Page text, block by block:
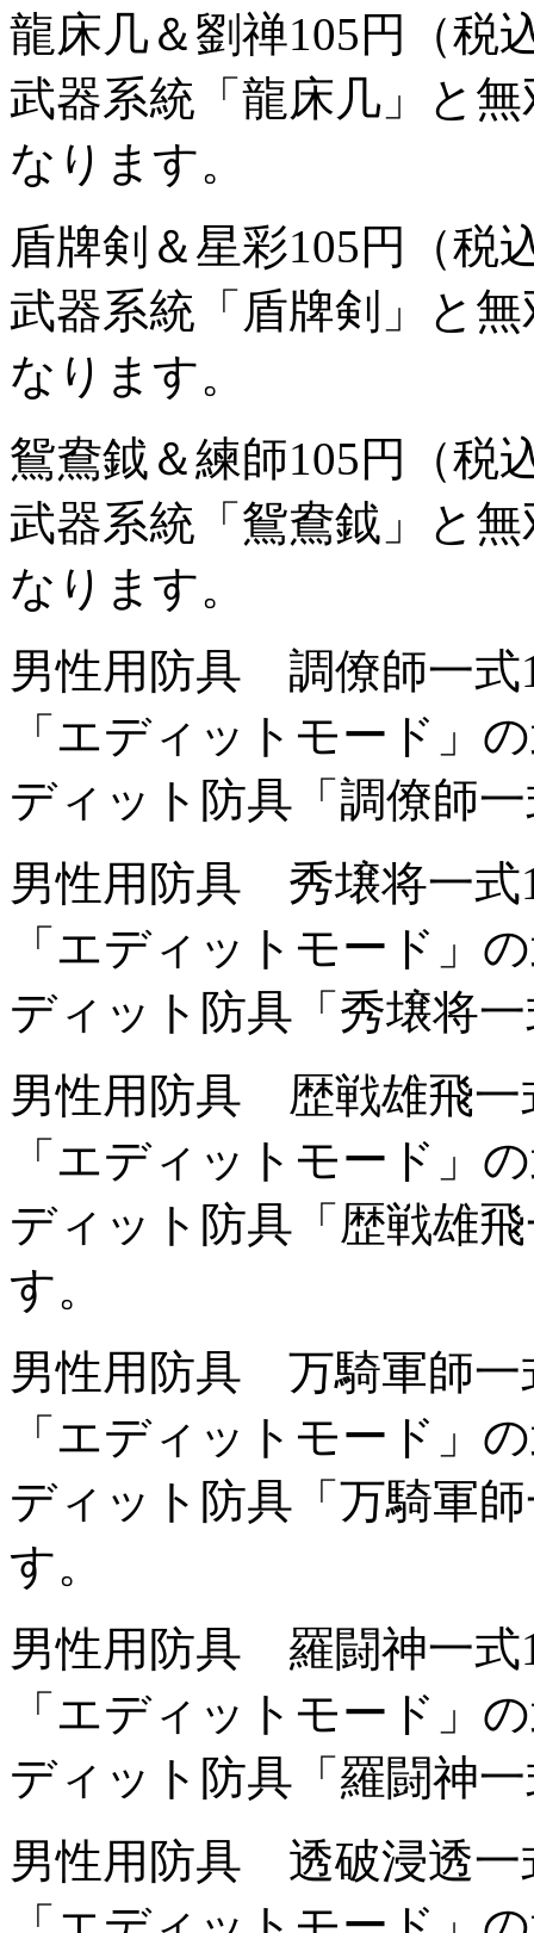
龍床几＆劉禅105円（税
武器系統「龍床几」と
なります。
盾牌剣＆星彩105円（税
武器系統「盾牌剣」と
なります。
鴛鴦鉞＆練師105円（税
武器系統「鴛鴦鉞」と
なります。
男性用防具 調僚師一式
「エディットモード」
ディット防具「調僚師
男性用防具 秀壌将一式
「エディットモード」
ディット防具「秀壌将
男性用防具 歴戦雄飛一
「エディットモード」
ディット防具「歴戦雄
す。
男性用防具 万騎軍師一
「エディットモード」
ディット防具「万騎軍
す。
男性用防具 羅闘神一式
「エディットモード」
ディット防具「羅闘神
男性用防具 透破浸透一